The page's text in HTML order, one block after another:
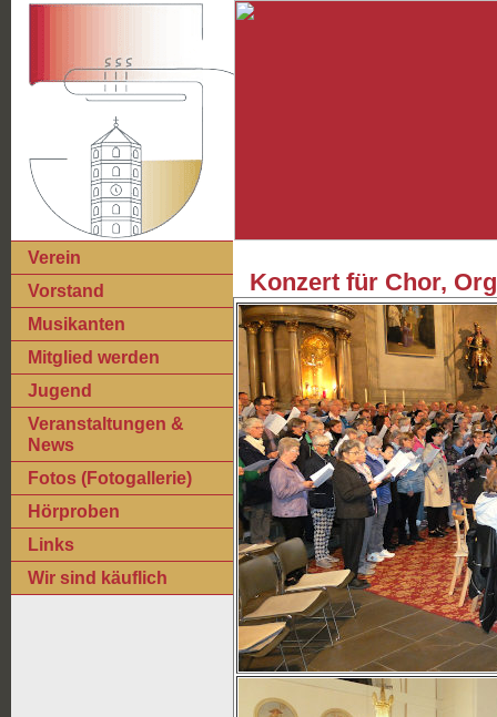
Verein
Vorstand
Musikanten
Mitglied werden
Jugend
Veranstaltungen &
News
Fotos (Fotogallerie)
Hörproben
Links
Wir sind käuflich
Konzert für Chor,